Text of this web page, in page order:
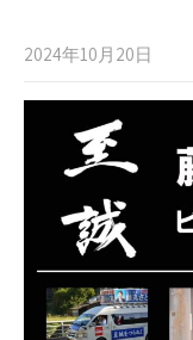
2024年10月20日